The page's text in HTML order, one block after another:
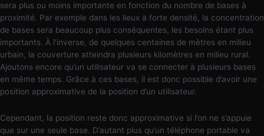
sera plus ou moins importante en fonction du nombre de bases à
proximité. Par exemple dans les lieux à forte densité, la concentration
de bases sera beaucoup plus conséquentes, les besoins étant plus
importants. À l’inverse, de quelques centaines de mètres en milieu
urbain, la couverture atteindra plusieurs kilomètres en milieu rural.
Ajoutons encore qu’un utilisateur va se connecter à plusieurs bases
en même temps. Grâce à ces bases, il est donc possible d’avoir une
position approximative de la position d’un utilisateur.
Cependant, la position reste donc approximative si l’on ne s’appuie
que sur une seule base. D’autant plus qu’un téléphone portable va